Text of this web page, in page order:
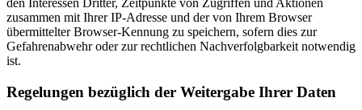
den Interessen Dritter, Zeitpunkte von Zugriffen und Aktionen
zusammen mit Ihrer IP-Adresse und der von Ihrem Browser
übermittelter Browser-Kennung zu speichern, sofern dies zur
Gefahrenabwehr oder zur rechtlichen Nachverfolgbarkeit notwendig
ist.
Regelungen bezüglich der Weitergabe Ihrer Daten